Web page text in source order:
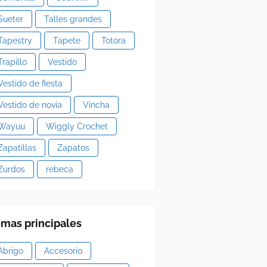
Talles grandes
Tapete Totora
Vestido
de fiesta
de novia Vincha
Wiggly Crochet
Zapatos
rebeca
principales
Accesorio